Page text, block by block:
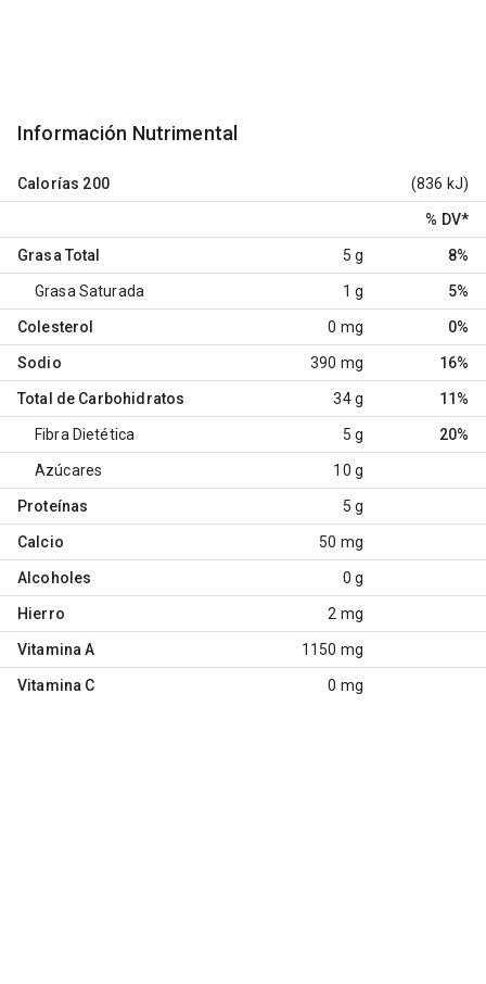
Información Nutrimental
Calorías 200 (836 kJ)
% DV*
Grasa Total 5 g 8%
Grasa Saturada 1 g 5%
Colesterol 0 mg 0%
Sodio 390 mg 16%
Total de Carbohidratos 34 g 11%
Fibra Dietética 5 g 20%
Azúcares 10 g
Proteínas 5 g
Calcio 50 mg
Alcoholes 0 g
Hierro 2 mg
Vitamina A 1150 mg
Vitamina C 0 mg